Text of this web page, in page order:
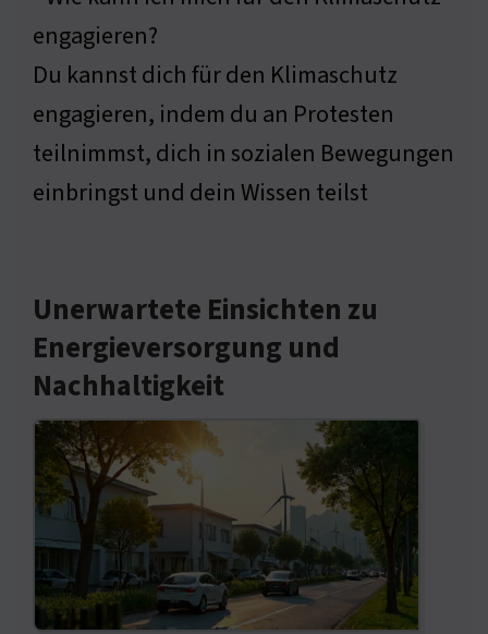
engagieren?
Du kannst dich für den Klimaschutz
engagieren, indem du an Protesten
teilnimmst, dich in sozialen Bewegungen
einbringst und dein Wissen teilst
Unerwartete Einsichten zu
Energieversorgung und
Nachhaltigkeit